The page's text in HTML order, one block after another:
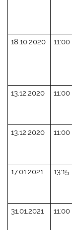
18.10.2020
11:00
13.12.2020
11:00
13.12.2020 11:00
17.01.2021 13:15
31.01.2021 11:00